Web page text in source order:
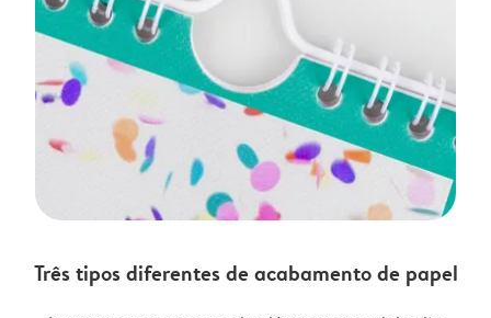
Três tipos diferentes de acabamento de papel